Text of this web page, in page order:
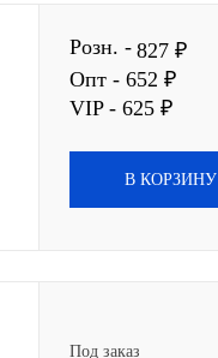
Розн. - 827 ₽
Опт - 652 ₽
VIP - 625 ₽
В КОРЗИНУ
Под заказ